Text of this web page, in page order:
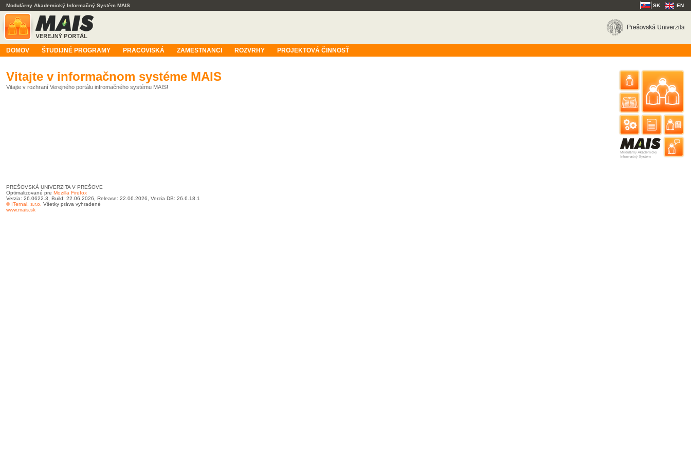
Modulárny Akademický Informačný Systém MAIS SK EN
DOMOV ŠTUDIJNÉ PROGRAMY PRACOVISKÁ ZAMESTNANCI ROZVRHY PROJEKTOVÁ ČINNOSŤ
Vitajte v informačnom systéme MAIS
Vitajte v rozhraní Verejného portálu infromačného systému MAIS!
PREŠOVSKÁ UNIVERZITA V PREŠOVE
Optimalizované pre Mozilla Firefox
Verzia: 26.0622.3, Build: 22.06.2026, Release: 22.06.2026, Verzia DB: 26.6.18.1
© ITernal, s.r.o. Všetky práva vyhradené
www.mais.sk